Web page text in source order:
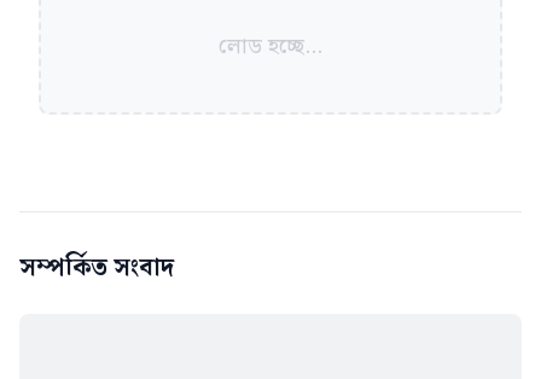
লোড হচ্ছে...
সম্পর্কিত সংবাদ